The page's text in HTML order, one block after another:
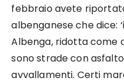
febbraio avete
albenganese che dice:
Albenga, ridotta come
sono strade con
avvallamenti. Certi